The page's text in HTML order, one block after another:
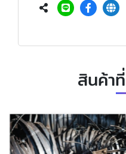
สินค้า